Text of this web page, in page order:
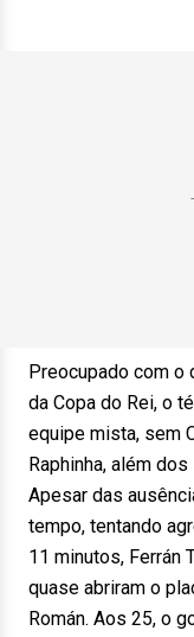
Preocupado com
da Copa do Rei, o
equipe mista, sem
Raphinha, além
Apesar das
tempo, tentando
11 minutos, Ferrán
quase abriram o
Román. Aos 25, o